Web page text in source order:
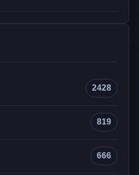
2428
819
666